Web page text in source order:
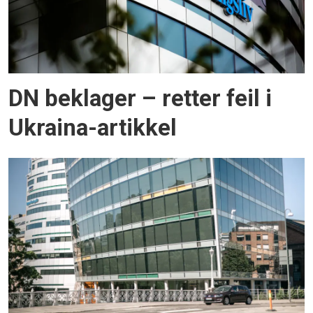
DN beklager – retter feil i
Ukraina-artikkel